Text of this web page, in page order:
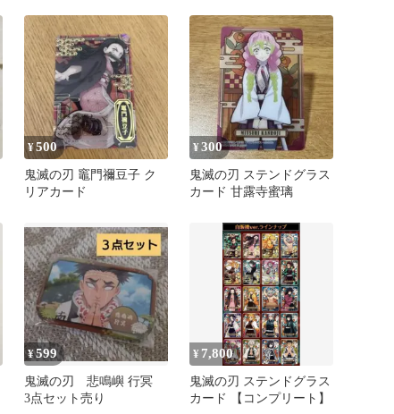
¥500
鬼滅の刃 竈門禰豆子 ク
リアカード
¥300
鬼滅の刃 ステンドグラス
カード 甘露寺蜜璃
¥599
鬼滅の刃 悲鳴嶼 行冥
3点セット売り
¥ 7,800
鬼滅の刃 ステンドグラス
カード 【コンプリート】